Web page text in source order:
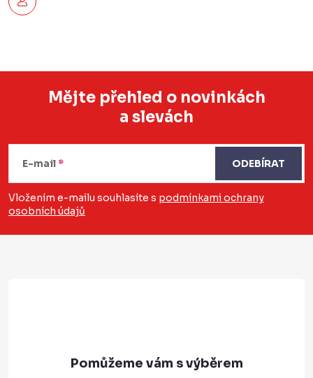
á
a
Mějte přehled o novinkách
a slevách
E-mail
Vložením e-mailu souhlasíte s podmínkami ochrany
osobních údajů
ODEBÍRAT